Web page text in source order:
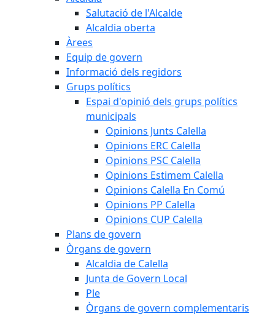
Salutació de l'Alcalde
Alcaldia oberta
Àrees
Equip de govern
Informació dels regidors
Grups polítics
Espai d'opinió dels grups polítics
municipals
Opinions Junts Calella
Opinions ERC Calella
Opinions PSC Calella
Opinions Estimem Calella
Opinions Calella En Comú
Opinions PP Calella
Opinions CUP Calella
Plans de govern
Òrgans de govern
Alcaldia de Calella
Junta de Govern Local
Ple
Òrgans de govern complementaris